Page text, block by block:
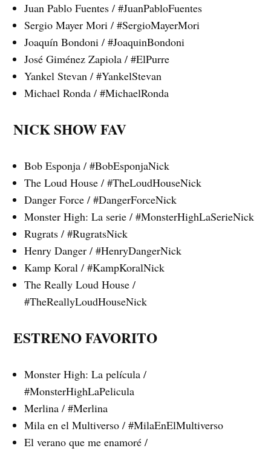
Juan Pablo Fuentes / #JuanPabloFuentes
Sergio Mayer Mori / #SergioMayerMori
Joaquín Bondoni / #JoaquinBondoni
José Giménez Zapiola / #ElPurre
Yankel Stevan / #YankelStevan
Michael Ronda / #MichaelRonda
NICK SHOW FAV
Bob Esponja / #BobEsponjaNick
The Loud House / #TheLoudHouseNick
Danger Force / #DangerForceNick
Monster High: La serie / #MonsterHighLaSerieNick
Rugrats / #RugratsNick
Henry Danger / #HenryDangerNick
Kamp Koral / #KampKoralNick
The Really Loud House /
#TheReallyLoudHouseNick
ESTRENO FAVORITO
Monster High: La película /
#MonsterHighLaPelicula
Merlina / #Merlina
Mila en el Multiverso / #MilaEnElMultiverso
El verano que me enamoré /